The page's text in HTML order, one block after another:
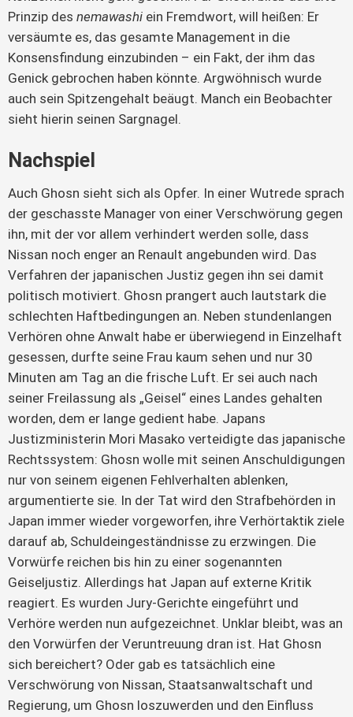
Prinzip des nemawashi ein Fremdwort, will heißen: Er
versäumte es, das gesamte Management in die
Konsensfindung einzubinden – ein Fakt, der ihm das
Genick gebrochen haben könnte. Argwöhnisch wurde
auch sein Spitzengehalt beäugt. Manch ein Beobachter
sieht hierin seinen Sargnagel.
Nachspiel
Auch Ghosn sieht sich als Opfer. In einer Wutrede sprach
der geschasste Manager von einer Verschwörung gegen
ihn, mit der vor allem verhindert werden solle, dass
Nissan noch enger an Renault angebunden wird. Das
Verfahren der japanischen Justiz gegen ihn sei damit
politisch motiviert. Ghosn prangert auch lautstark die
schlechten Haftbedingungen an. Neben stundenlangen
Verhören ohne Anwalt habe er überwiegend in Einzelhaft
gesessen, durfte seine Frau kaum sehen und nur 30
Minuten am Tag an die frische Luft. Er sei auch nach
seiner Freilassung als „Geisel“ eines Landes gehalten
worden, dem er lange gedient habe. Japans
Justizministerin Mori Masako verteidigte das japanische
Rechtssystem: Ghosn wolle mit seinen Anschuldigungen
nur von seinem eigenen Fehlverhalten ablenken,
argumentierte sie. In der Tat wird den Strafbehörden in
Japan immer wieder vorgeworfen, ihre Verhörtaktik ziele
darauf ab, Schuldeingeständnisse zu erzwingen. Die
Vorwürfe reichen bis hin zu einer sogenannten
Geiseljustiz. Allerdings hat Japan auf externe Kritik
reagiert. Es wurden Jury-Gerichte eingeführt und
Verhöre werden nun aufgezeichnet. Unklar bleibt, was an
den Vorwürfen der Veruntreuung dran ist. Hat Ghosn
sich bereichert? Oder gab es tatsächlich eine
Verschwörung von Nissan, Staatsanwaltschaft und
Regierung, um Ghosn loszuwerden und den Einfluss